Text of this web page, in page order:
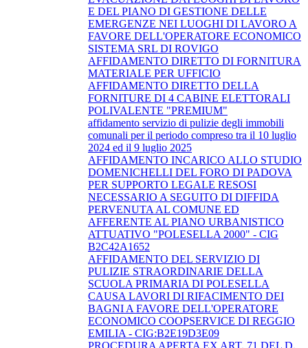
E DEL PIANO DI GESTIONE DELLE
EMERGENZE NEI LUOGHI DI LAVORO A
FAVORE DELL'OPERATORE ECONOMICO
SISTEMA SRL DI ROVIGO
AFFIDAMENTO DIRETTO DI FORNITURA
MATERIALE PER UFFICIO
AFFIDAMENTO DIRETTO DELLA
FORNITURE DI 4 CABINE ELETTORALI
POLIVALENTE "PREMIUM"
affidamento servizio di pulizie degli immobili
comunali per il periodo compreso tra il 10 luglio
2024 ed il 9 luglio 2025
AFFIDAMENTO INCARICO ALLO STUDIO
DOMENICHELLI DEL FORO DI PADOVA
PER SUPPORTO LEGALE RESOSI
NECESSARIO A SEGUITO DI DIFFIDA
PERVENUTA AL COMUNE ED
AFFERENTE AL PIANO URBANISTICO
ATTUATIVO "POLESELLA 2000" - CIG
B2C42A1652
AFFIDAMENTO DEL SERVIZIO DI
PULIZIE STRAORDINARIE DELLA
SCUOLA PRIMARIA DI POLESELLA
CAUSA LAVORI DI RIFACIMENTO DEI
BAGNI A FAVORE DELL'OPERATORE
ECONOMICO COOPSERVICE DI REGGIO
EMILIA - CIG:B2E19D3E09
PROCEDURA APERTA EX ART. 71 DEL D.